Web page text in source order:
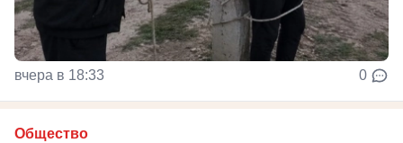
вчера в 18:33 0
Общество